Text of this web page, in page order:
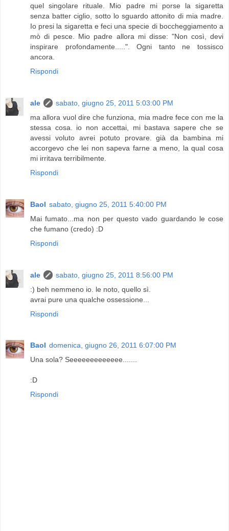
quel singolare rituale. Mio padre mi porse la sigaretta
senza batter ciglio, sotto lo sguardo attonito di mia madre.
Io presi la sigaretta e feci una specie di boccheggiamento a
mò di pesce. Mio padre allora mi disse: "Non così, devi
inspirare profondamente.....". Ogni tanto ne tossisco
ancora.
Rispondi
ale
sabato, giugno 25, 2011 5:03:00 PM
ma allora vuol dire che funziona, mia madre fece con me la
stessa cosa. io non accettai, mi bastava sapere che se
avessi voluto avrei potuto provare. già da bambina mi
accorgevo che lei non sapeva farne a meno, la qual cosa
mi irritava terribilmente.
Rispondi
Baol sabato, giugno 25, 2011 5:40:00 PM
Mai fumato...ma non per questo vado guardando le cose
che fumano (credo) :D
Rispondi
ale
sabato, giugno 25, 2011 8:56:00 PM
:) beh nemmeno io. le noto, quello sì.
avrai pure una qualche ossessione...
Rispondi
Baol domenica, giugno 26, 2011 6:07:00 PM
Una sola? Seeeeeeeeeeeee.......
:D
Rispondi